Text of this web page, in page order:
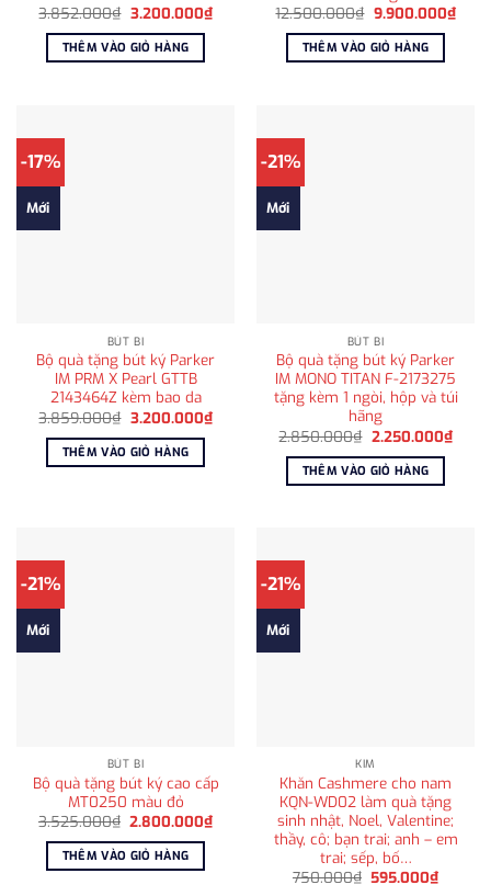
3.852.000₫ Giá
là:
3.852.000₫.
3.200.000₫Giá
hiện
3.200.000₫.
THÊM VÀO GIỎ HÀNG
12.500.000₫ Giá
là:
12.500.000₫.
9.900.000₫Giá
hiện
THÊM VÀO GIỎ HÀNG
-17%
Mới
BÚT BI
Bộ quà tặng bút ký Parker
IM PRM X Pearl GTTB
2143464Z kèm bao da
3.859.000₫ Giá
là:
3.859.000₫.
3.200.000₫Giá
hiện
THÊM VÀO GIỎ HÀNG
-21%
Mới
BÚT BI
Bộ quà tặng bút ký Parker
IM MONO TITAN F-2173275
tặng kèm 1 ngòi, hộp và túi
hãng
2.850.000₫ Giá
là:
2.850.000₫.
2.250.000₫Giá
hiện
THÊM VÀO GIỎ HÀNG
-21%
Mới
BÚT BI
Bộ quà tặng bút ký cao cấp
MT0250 màu đỏ
3.525.000₫ Giá
là:
3.525.000₫.
2.800.000₫Giá
2.800.000₫.
THÊM VÀO GIỎ HÀNG
-21%
Mới
KIM
Khăn Cashmere cho nam
KQN-WD02 làm quà tặng
sinh nhật, Noel, Valentine;
thầy, cô; bạn trai; anh – em
trai; sếp, bố…
750.000₫ Giá
595.000₫Giá